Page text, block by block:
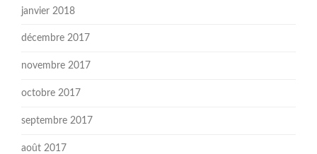
janvier 2018
décembre 2017
novembre 2017
octobre 2017
septembre 2017
août 2017